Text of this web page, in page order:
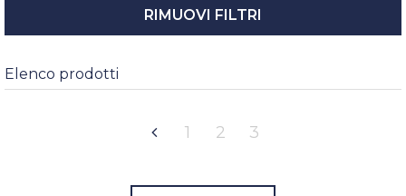
RIMUOVI FILTRI
Elenco prodotti
1 2 3